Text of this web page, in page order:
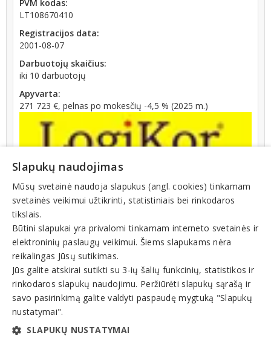
PVM kodas:
LT108670410
Registracijos data:
2001-08-07
Darbuotojų skaičius:
iki 10 darbuotojų
Apyvarta:
271 723 €, pelnas po mokesčių -4,5 % (2025 m.)
Veiklos sritys
Baldai, prekyba
Įrankiai
Metalo gaminiai, konstrukcijos
Sandėliavimas, sandėliavimo paslaugos, įranga
Tara, pakuotė, pakavimo įranga
Technologinė, pramoninė įranga, įrengimas
Slapukų naudojimas
Mūsų svetainė naudoja slapukus (angl. cookies) tinkamam
svetainės veikimui užtikrinti, statistiniais bei rinkodaros
tikslais.
Būtini slapukai yra privalomi tinkamam interneto svetainės ir
elektroninių paslaugų veikimui. Šiems slapukams nėra
reikalingas Jūsų sutikimas.
Jūs galite atskirai sutikti su 3-ių šalių funkcinių, statistikos ir
rinkodaros slapukų naudojimu. Peržiūrėti slapukų sąrašą ir
savo pasirinkimą galite valdyti paspaudę mygtuką "Slapukų
nustatymai".
SLAPUKŲ NUSTATYMAI